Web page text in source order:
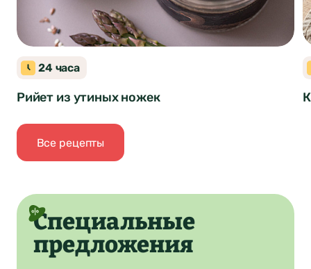
Закуски
24 часа
Рийет из утиных ножек
Все рецепты
Специальные
предложения